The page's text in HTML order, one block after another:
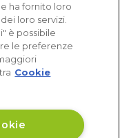
ha fornito loro
loro servizi.
è possibile
le preferenze
Cookie